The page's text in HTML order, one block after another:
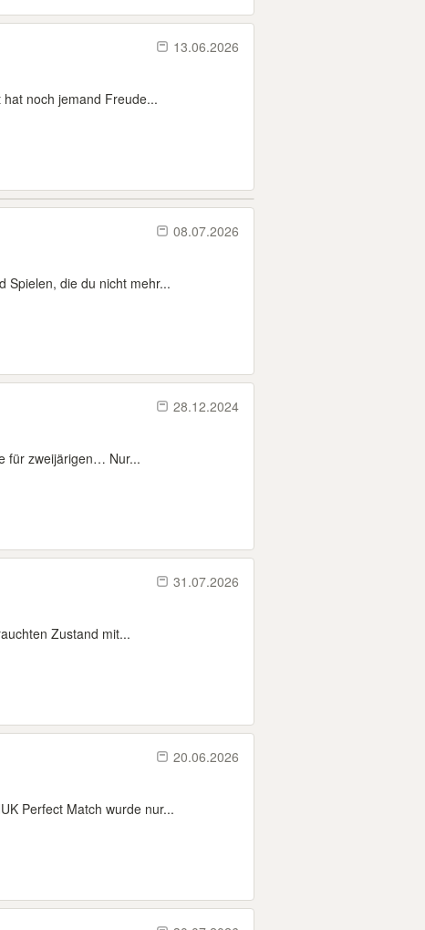
13.06.2026
noch jemand Freude...
08.07.2026
Spielen, die du nicht mehr...
28.12.2024
für zweijärigen… Nur...
31.07.2026
Zustand mit...
20.06.2026
Perfect Match wurde nur...